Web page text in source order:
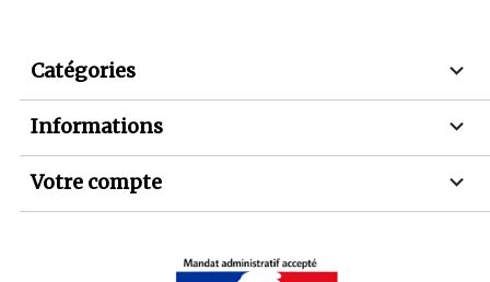
Catégories 
Informations 
Votre compte 